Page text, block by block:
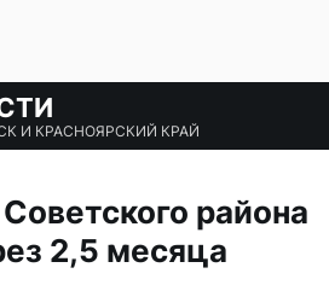
И КРАСНОЯРСКИЙ КРАЙ
района
2,5 месяца